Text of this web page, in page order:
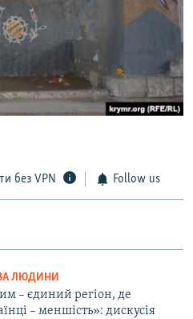
без VPN Follow us
ЛЮДИНИ
– єдиний регіон, де
– меншість»: дискусія